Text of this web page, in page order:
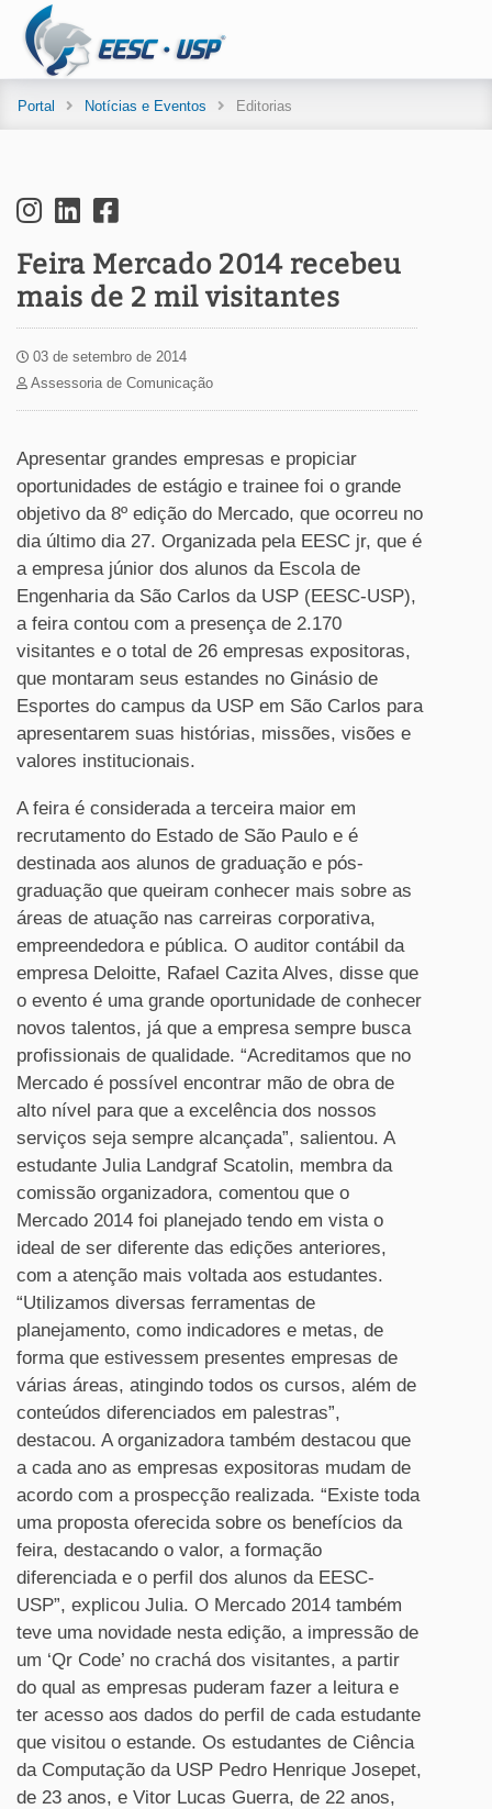
Portal Notícias e Eventos Editorias
Feira Mercado 2014 recebeu
mais de 2 mil visitantes
03 de setembro de 2014
Assessoria de Comunicação
Apresentar grandes empresas e propiciar
oportunidades de estágio e trainee foi o grande
objetivo da 8º edição do Mercado, que ocorreu no
dia último dia 27. Organizada pela EESC jr, que é
a empresa júnior dos alunos da Escola de
Engenharia da São Carlos da USP (EESC-USP),
a feira contou com a presença de 2.170
visitantes e o total de 26 empresas expositoras,
que montaram seus estandes no Ginásio de
Esportes do campus da USP em São Carlos para
apresentarem suas histórias, missões, visões e
valores institucionais.
A feira é considerada a terceira maior em
recrutamento do Estado de São Paulo e é
destinada aos alunos de graduação e pós-
graduação que queiram conhecer mais sobre as
áreas de atuação nas carreiras corporativa,
empreendedora e pública. O auditor contábil da
empresa Deloitte, Rafael Cazita Alves, disse que
o evento é uma grande oportunidade de conhecer
novos talentos, já que a empresa sempre busca
profissionais de qualidade. “Acreditamos que no
Mercado é possível encontrar mão de obra de
alto nível para que a excelência dos nossos
serviços seja sempre alcançada”, salientou. A
estudante Julia Landgraf Scatolin, membra da
comissão organizadora, comentou que o
Mercado 2014 foi planejado tendo em vista o
ideal de ser diferente das edições anteriores,
com a atenção mais voltada aos estudantes.
“Utilizamos diversas ferramentas de
planejamento, como indicadores e metas, de
forma que estivessem presentes empresas de
várias áreas, atingindo todos os cursos, além de
conteúdos diferenciados em palestras”,
destacou. A organizadora também destacou que
a cada ano as empresas expositoras mudam de
acordo com a prospecção realizada. “Existe toda
uma proposta oferecida sobre os benefícios da
feira, destacando o valor, a formação
diferenciada e o perfil dos alunos da EESC-
USP”, explicou Julia. O Mercado 2014 também
teve uma novidade nesta edição, a impressão de
um ‘Qr Code’ no crachá dos visitantes, a partir
do qual as empresas puderam fazer a leitura e
ter acesso aos dados do perfil de cada estudante
que visitou o estande. Os estudantes de Ciência
da Computação da USP Pedro Henrique Josepet,
de 23 anos, e Vitor Lucas Guerra, de 22 anos,